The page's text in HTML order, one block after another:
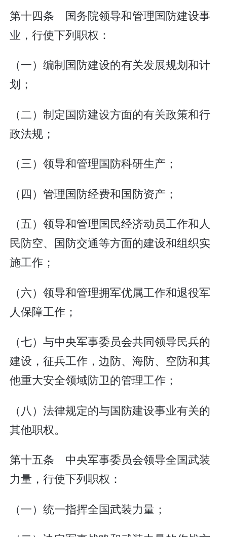
第十四条 国务院领导和管理国防建设事
业，行使下列职权：
（一）编制国防建设的有关发展规划和计
划；
（二）制定国防建设方面的有关政策和行
政法规；
（三）领导和管理国防科研生产；
（四）管理国防经费和国防资产；
（五）领导和管理国民经济动员工作和人
民防空、国防交通等方面的建设和组织实
施工作；
（六）领导和管理拥军优属工作和退役军
人保障工作；
（七）与中央军事委员会共同领导民兵的
建设，征兵工作，边防、海防、空防和其
他重大安全领域防卫的管理工作；
（八）法律规定的与国防建设事业有关的
其他职权。
第十五条 中央军事委员会领导全国武装
力量，行使下列职权：
（一）统一指挥全国武装力量；